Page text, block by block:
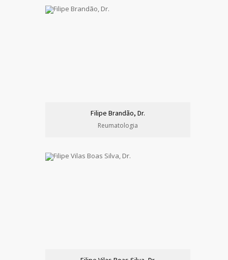
Filipe Brandão, Dr.
Reumatologia